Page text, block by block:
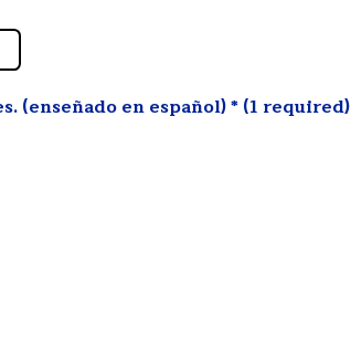
(enseñado en español) * (1 required)